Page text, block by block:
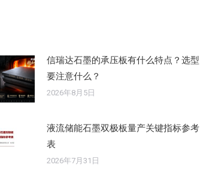
信瑞达石墨的承压板有什么特点？选型
要注意什么？
2026年8月5日
液流储能石墨双极板量产关键指标参考
表
2026年7月31日